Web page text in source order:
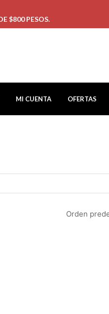
$800 PESOS.
MI CUENTA OFERTAS